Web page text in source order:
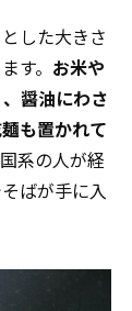
した大きさ
す。 お米や
醤油にわさ
も置かれて
系の人が経
ばが手に入